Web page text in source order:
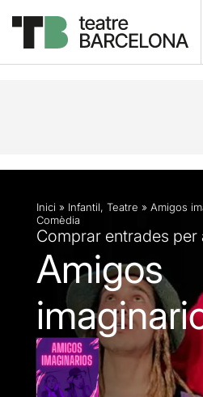
Descripció Fitxa
Inici » Infantil, Teatre » Amigos
Comèdia
Comprar entrades per
Amigos